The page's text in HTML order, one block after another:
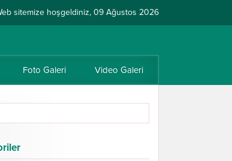
sitemize hoşgeldiniz, 09 Ağustos 2026
Foto Galeri Video Galeri